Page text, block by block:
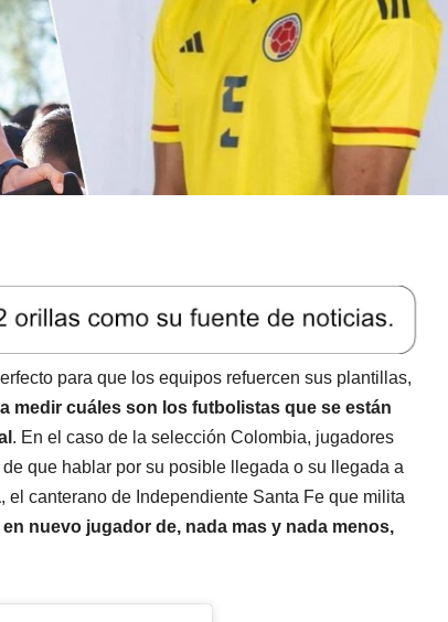
para que los equipos refuercen sus plantillas,
medir cuáles son los futbolistas que se están
. En el caso de la selección Colombia, jugadores
de que hablar por su posible llegada o su llegada a
, el canterano de Independiente Santa Fe que milita
nuevo jugador de, nada mas y nada menos,